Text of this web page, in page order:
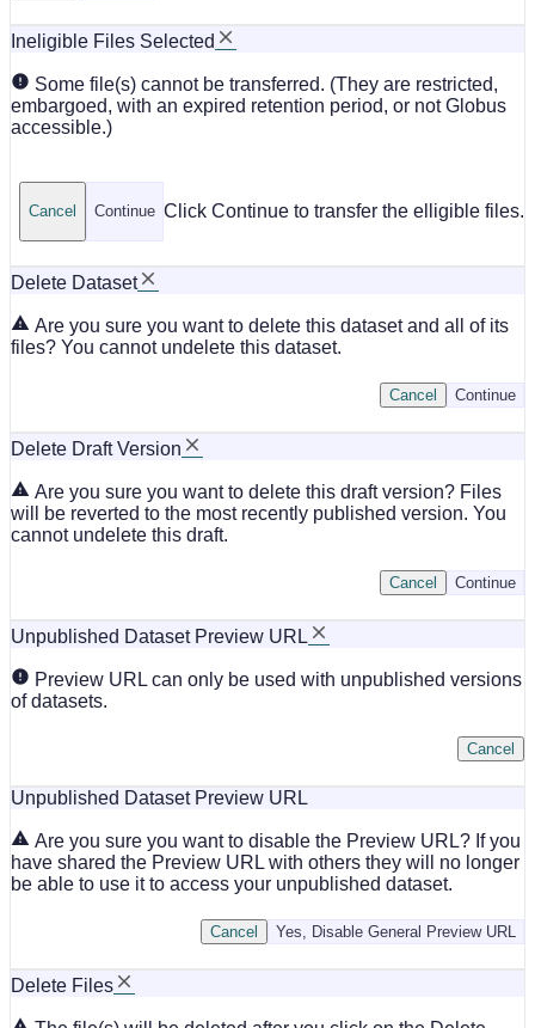
Ineligible Files Selected
Some file(s) cannot be transferred. (They are restricted,
embargoed, with an expired retention period, or not Globus
accessible.)
Click Continue to transfer the elligible files.
Continue
Cancel
Delete Dataset
Are you sure you want to delete this dataset and all of its
files? You cannot undelete this dataset.
Continue
Cancel
Delete Draft Version
Are you sure you want to delete this draft version? Files
will be reverted to the most recently published version. You
cannot undelete this draft.
Continue
Cancel
Unpublished Dataset Preview URL
Preview URL can only be used with unpublished versions
of datasets.
Cancel
Unpublished Dataset Preview URL
Are you sure you want to disable the Preview URL? If you
have shared the Preview URL with others they will no longer
be able to use it to access your unpublished dataset.
Yes, Disable General Preview URL
Cancel
Delete Files